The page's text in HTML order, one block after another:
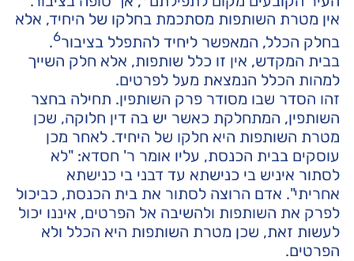
אין מטרת השותפות מסתכמת בחלקו של היחיד, אלא
בחלק הכלל, המאפשר ליחיד להתפלל בציבור6
.
בבית המקדש, אין זו כלל שותפות, אלא חלק השייך
למהות הכלל הנמצאת מעל לפרטים.
זהו הסדר שבו מסודר פרק השותפין. תחילה בחצר
השותפין, המתחלקת כאשר יש בה דין חלוקה, שכן
מטרת השותפות היא חלקו של היחיד. לאחר מכן
עוסקים בבית הכנסת, עליו אומר ר' חסדא: "לא
לסתור איניש בי כנישתא עד דבני בי כנישתא
אחריתי". אדם הרוצה לסתור את בית הכנסת, כביכול
לפרק את השותפות ולהשיבה אל הפרטים, איננו יכול
לעשות זאת, שכן מטרת השותפות היא הכלל ולא
הפרטים.